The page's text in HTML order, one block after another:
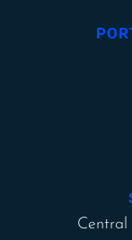
Central